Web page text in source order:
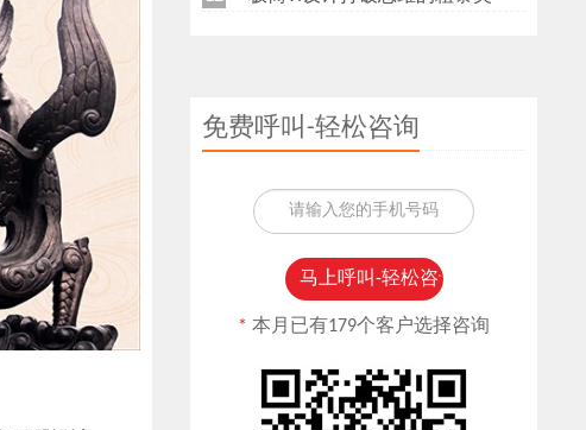
免费呼叫-轻松咨询
*本月已有179个客户选择咨询